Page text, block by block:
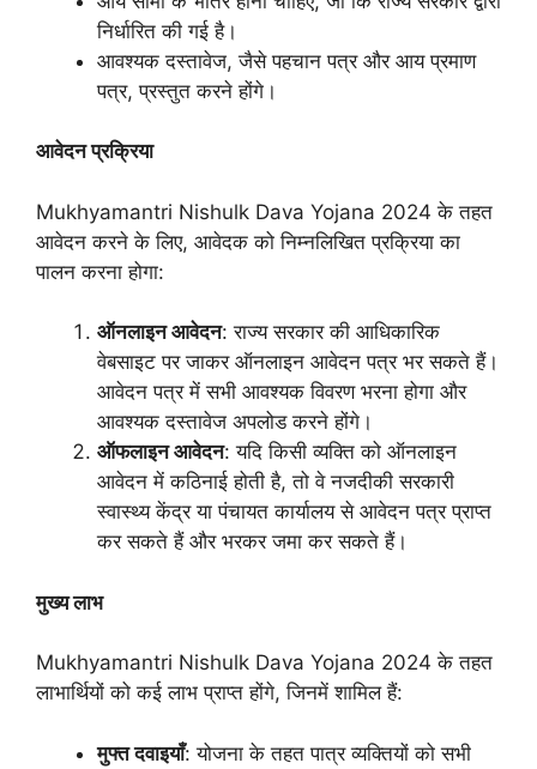
निर्धारित की गई है।
आवश्यक दस्तावेज, जैसे पहचान पत्र और आय प्रमाण
पत्र, प्रस्तुत करने होंगे।
आवेदन प्रक्रिया
Mukhyamantri Nishulk Dava Yojana 2024 के तहत
आवेदन करने के लिए, आवेदक को निम्नलिखित प्रक्रिया का
पालन करना होगा:
ऑनलाइन आवेदन: राज्य सरकार की आधिकारिक
वेबसाइट पर जाकर ऑनलाइन आवेदन पत्र भर सकते हैं।
आवेदन पत्र में सभी आवश्यक विवरण भरना होगा और
आवश्यक दस्तावेज अपलोड करने होंगे।
ऑफलाइन आवेदन: यदि किसी व्यक्ति को ऑनलाइन
आवेदन में कठिनाई होती है, तो वे नजदीकी सरकारी
स्वास्थ्य केंद्र या पंचायत कार्यालय से आवेदन पत्र प्राप्त
कर सकते हैं और भरकर जमा कर सकते हैं।
मुख्य लाभ
Mukhyamantri Nishulk Dava Yojana 2024 के तहत
लाभार्थियों को कई लाभ प्राप्त होंगे, जिनमें शामिल हैं:
मुफ्त दवाइयाँ: योजना के तहत पात्र व्यक्तियों को सभी